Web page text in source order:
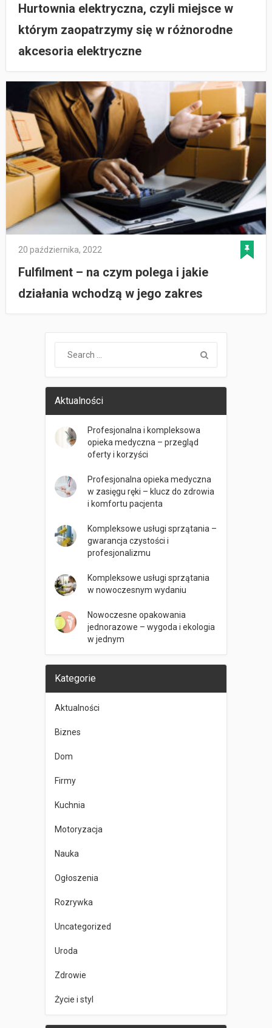
Hurtownia elektryczna, czyli miejsce w
którym zaopatrzymy się w różnorodne
akcesoria elektryczne
20 października, 2022
Fulfilment – na czym polega i jakie
działania wchodzą w jego zakres
Aktualności
Profesjonalna i kompleksowa
opieka medyczna – przegląd
oferty i korzyści
Profesjonalna opieka medyczna
w zasięgu ręki – klucz do zdrowia
i komfortu pacjenta
Kompleksowe usługi sprzątania –
gwarancja czystości i
profesjonalizmu
Kompleksowe usługi sprzątania
w nowoczesnym wydaniu
Nowoczesne opakowania
jednorazowe – wygoda i ekologia
w jednym
Kategorie
Aktualności
Biznes
Dom
Firmy
Kuchnia
Motoryzacja
Nauka
Ogłoszenia
Rozrywka
Uncategorized
Uroda
Zdrowie
Życie i styl